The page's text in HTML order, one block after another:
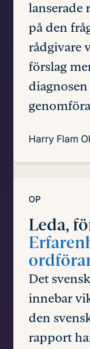
lanserade
på den
rådgivare
förslag
Harry Flam
OP
Leda,
Det
innebar
den
rapport